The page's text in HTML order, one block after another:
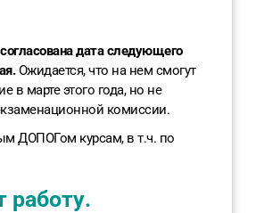
дата следующего
Ожидается, что на нем смогут
в марте этого года, но не
комиссии.
ДОПОГом курсам, в т.ч. по